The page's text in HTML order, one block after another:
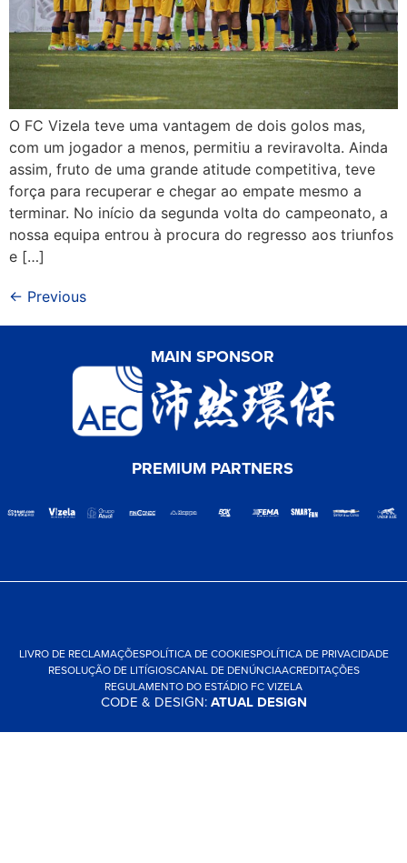
O FC Vizela teve uma vantagem de dois golos mas,
com um jogador a menos, permitiu a reviravolta. Ainda
assim, fruto de uma grande atitude competitiva, teve
força para recuperar e chegar ao empate mesmo a
terminar. No início da segunda volta do campeonato, a
nossa equipa entrou à procura do regresso aos triunfos
e […]
← Previous
MAIN SPONSOR
PREMIUM PARTNERS
LIVRO DE RECLAMAÇÕESPOLÍTICA DE COOKIESPOLÍTICA DE PRIVACIDADE
RESOLUÇÃO DE LITÍGIOSCANAL DE DENÚNCIAACREDITAÇÕES
REGULAMENTO DO ESTÁDIO FC VIZELA
CODE & DESIGN:ATUAL DESIGN